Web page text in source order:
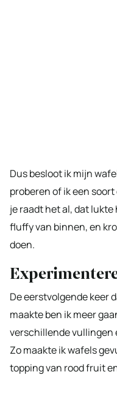
Dus besloot ik mijn
proberen of ik een
je raadt het al, dat
fluffy van binnen, en
doen.
De eerstvolgende keer
maakte ben ik meer
verschillende vullingen
Zo maakte ik wafels
topping van rood fruit